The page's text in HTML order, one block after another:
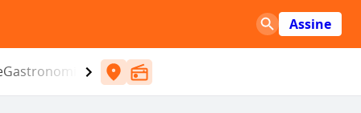
Assine
Gastronomia Entretenimento